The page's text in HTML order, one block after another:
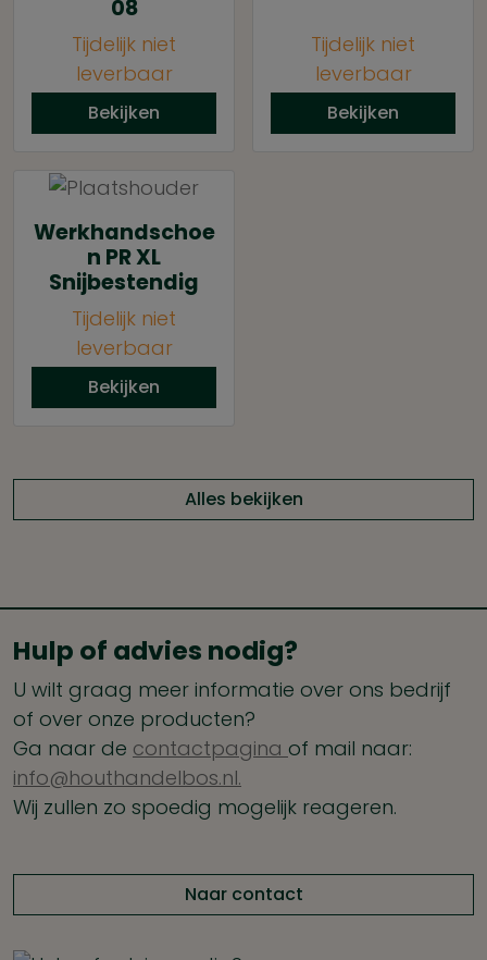
08
Tijdelijk niet
leverbaar
Bekijken
Tijdelijk niet
leverbaar
Bekijken
Werkhandschoe
n PR XL
Snijbestendig
Tijdelijk niet
leverbaar
Bekijken
Alles bekijken
Hulp of advies nodig?
U wilt graag meer informatie over ons bedrijf
of over onze producten?
Ga naar de contactpagina of mail naar:
info@houthandelbos.nl.
Wij zullen zo spoedig mogelijk reageren.
Naar contact